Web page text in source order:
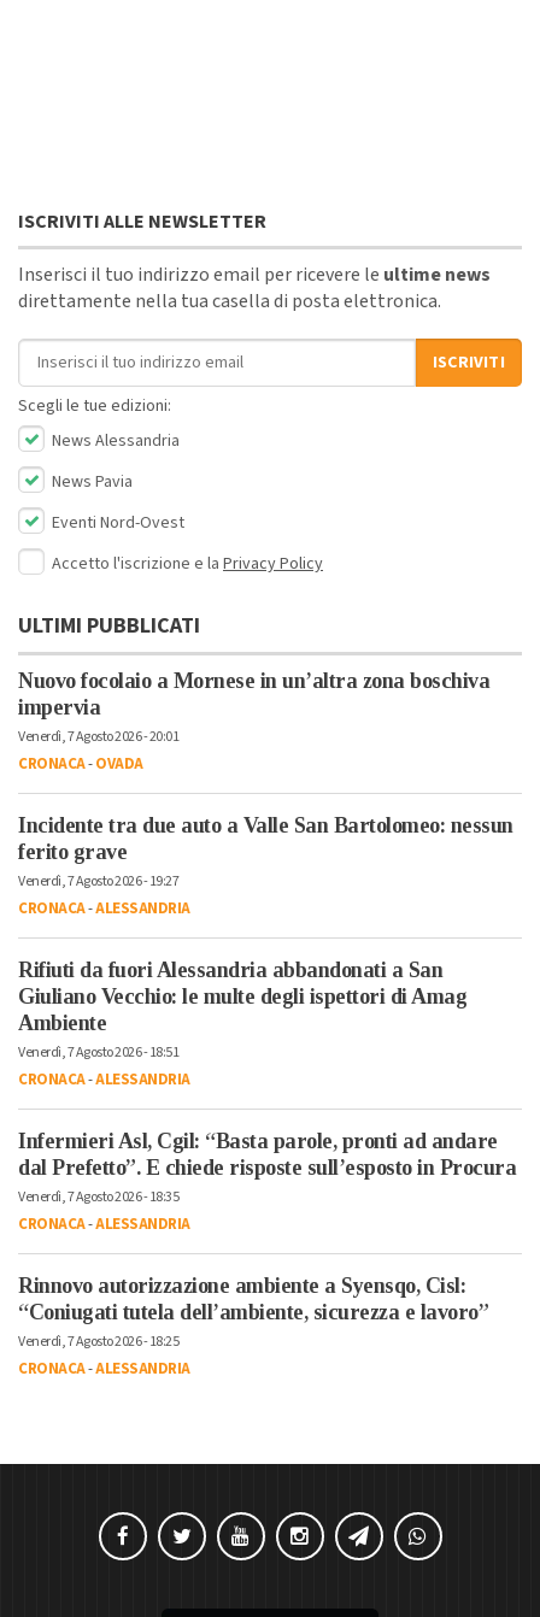
ISCRIVITI ALLE NEWSLETTER
Inserisci il tuo indirizzo email per ricevere le ultime news
direttamente nella tua casella di posta elettronica.
Indirizzo email
ISCRIVITI
Scegli le tue edizioni:
News Alessandria
News Pavia
Eventi Nord-Ovest
Accetto l'iscrizione e la Privacy Policy
ULTIMI PUBBLICATI
Nuovo focolaio a Mornese in un’altra zona boschiva
impervia
Venerdì, 7 Agosto 2026 - 20:01
CRONACA-OVADA
Incidente tra due auto a Valle San Bartolomeo: nessun
ferito grave
Venerdì, 7 Agosto 2026 - 19:27
CRONACA-ALESSANDRIA
Rifiuti da fuori Alessandria abbandonati a San
Giuliano Vecchio: le multe degli ispettori di Amag
Ambiente
Venerdì, 7 Agosto 2026 - 18:51
CRONACA-ALESSANDRIA
Infermieri Asl, Cgil: “Basta parole, pronti ad andare
dal Prefetto”. E chiede risposte sull’esposto in Procura
Venerdì, 7 Agosto 2026 - 18:35
CRONACA-ALESSANDRIA
Rinnovo autorizzazione ambiente a Syensqo, Cisl:
“Coniugati tutela dell’ambiente, sicurezza e lavoro”
Venerdì, 7 Agosto 2026 - 18:25
CRONACA-ALESSANDRIA